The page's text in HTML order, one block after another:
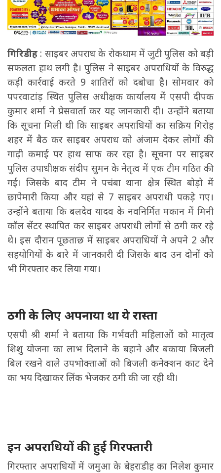
गिरिडीह : साइबर अपराध के रोकथाम में जुटी पुलिस को बड़ी
सफलता हाथ लगी है। पुलिस ने साइबर अपराधियों के विरुद्ध
कड़ी कार्रवाई करते 9 शातिरों को दबोचा है। सोमवार को
पपरवाटांड़ स्थित पुलिस अधीक्षक कार्यालय में एसपी दीपक
कुमार शर्मा ने प्रेसवार्ता कर यह जानकारी दी। उन्होंने बताया
कि सूचना मिली थी कि साइबर अपराधियों का सक्रिय गिरोह
शहर में बैठ कर साइबर अपराध को अंजाम देकर लोगों की
गाढ़ी कमाई पर हाथ साफ कर रहा है। सूचना पर साइबर
पुलिस उपाधीक्षक संदीप सुमन के नेतृत्व में एक टीम गठित की
गई। जिसके बाद टीम ने पचंबा थाना क्षेत्र स्थित बोड़ो में
छापेमारी किया और यहां से 7 साइबर अपराधी पकड़े गए।
उन्होंने बताया कि बलदेव यादव के नवनिर्मित मकान में मिनी
कॉल सेंटर स्थापित कर साइबर अपराधी लोगों से ठगी कर रहे
थे। इस दौरान पूछताछ में साइबर अपराधियों ने अपने 2 और
सहयोगियों के बारे में जानकारी दी जिसके बाद उन दोनों को
भी गिरफ्तार कर लिया गया।
ठगी के लिए अपनाया था ये रास्ता
एसपी श्री शर्मा ने बताया कि गर्भवती महिलाओं को मातृत्व
शिशु योजना का लाभ दिलाने के बहाने और बकाया बिजली
बिल रखने वाले उपभोक्ताओं को बिजली कनेक्शन काट देने
का भय दिखाकर लिंक भेजकर ठगी की जा रही थी।
इन अपराधियों की हुई गिरफ्तारी
गिरफ्तार अपराधियों में जमुआ के बेहराडीह का निलेश कुमार